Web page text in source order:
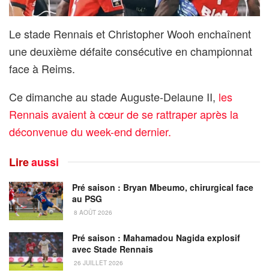
Le stade Rennais et Christopher Wooh enchaînent
une deuxième défaite consécutive en championnat
face à Reims.
Ce dimanche au stade Auguste-Delaune II, les
Rennais avaient à cœur de se rattraper après la
déconvenue du week-end dernier.
Lireaussi
Pré saison : Bryan Mbeumo, chirurgical face
au PSG
8 AOÛT 2026
Pré saison : Mahamadou Nagida explosif
avec Stade Rennais
26 JUILLET 2026